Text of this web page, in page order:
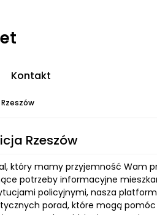
Kontakt
Rzeszów
który mamy przyjemność Wam
potrzeby informacyjne
policyjnymi, nasza
porad, które mogą